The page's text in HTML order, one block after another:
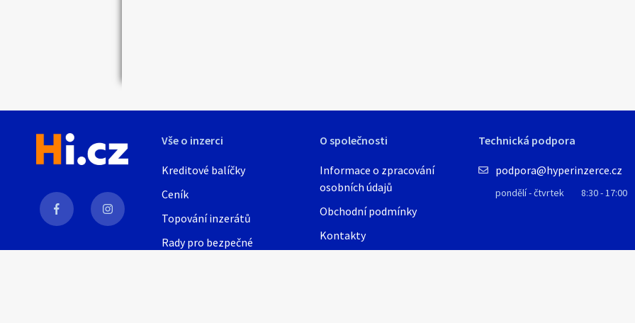
Vše o inzerci
Kreditové balíčky
Ceník
Topování inzerátů
Rady pro bezpečné
O společnosti
Informace o zpracování
osobních údajů
Obchodní podmínky
Kontakty
Technická podpora
podpora@hyperinzerce.cz
pondělí - čtvrtek 8:30 - 17:00